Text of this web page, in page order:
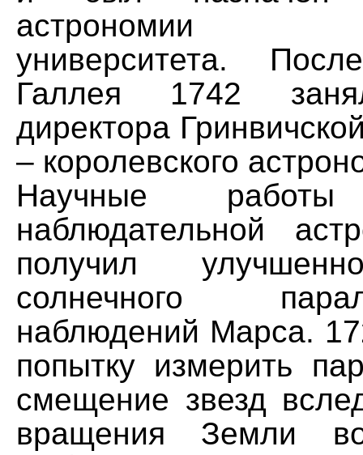
астрономии
университета.
Галлея 1742
директора
– королевского
Научные работы
наблюдательной
получил
солнечного
наблюдений Марса.
попытку измерить
смещение звезд
вращения Земли